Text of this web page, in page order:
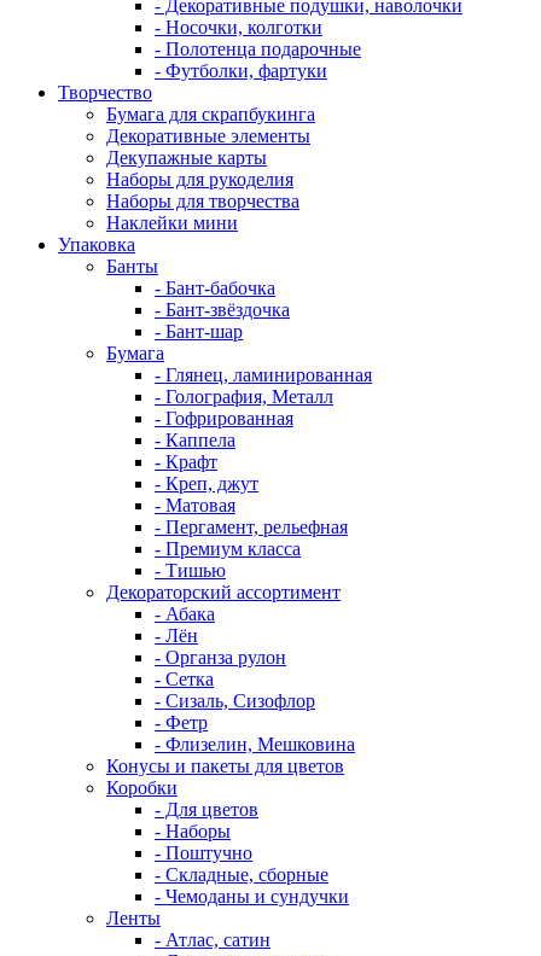
- Декоративные подушки, наволочки
- Носочки, колготки
- Полотенца подарочные
- Футболки, фартуки
Творчество
Бумага для скрапбукинга
Декоративные элементы
Декупажные карты
Наборы для рукоделия
Наборы для творчества
Наклейки мини
Упаковка
Банты
- Бант-бабочка
- Бант-звёздочка
- Бант-шар
Бумага
- Глянец, ламинированная
- Голография, Металл
- Гофрированная
- Каппела
- Крафт
- Креп, джут
- Матовая
- Пергамент, рельефная
- Премиум класса
- Тишью
Декораторский ассортимент
- Абака
- Лён
- Органза рулон
- Сетка
- Сизаль, Сизофлор
- Фетр
- Флизелин, Мешковина
Конусы и пакеты для цветов
Коробки
- Для цветов
- Наборы
- Поштучно
- Складные, сборные
- Чемоданы и сундучки
Ленты
- Атлас, сатин